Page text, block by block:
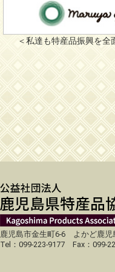
＜私達も特産品振興を全
鹿児島市金生町6-6 よかど鹿児
Tel：099-223-9177 Fax：099-